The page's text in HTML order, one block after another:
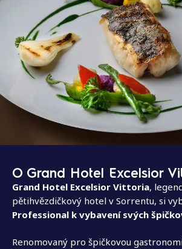
O Grand Hotel Excelsior
Grand Hotel Excelsior Vittoria,
pětihvězdičkový hotel v Sorrentu, si
Professional k vybavení svých
Renomovaný pro špičkovou